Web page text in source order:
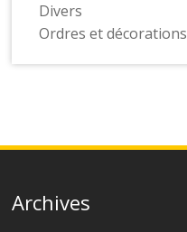
Divers
Ordres et décorations
Archives